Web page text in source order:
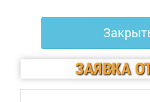
ЗАЯВКА